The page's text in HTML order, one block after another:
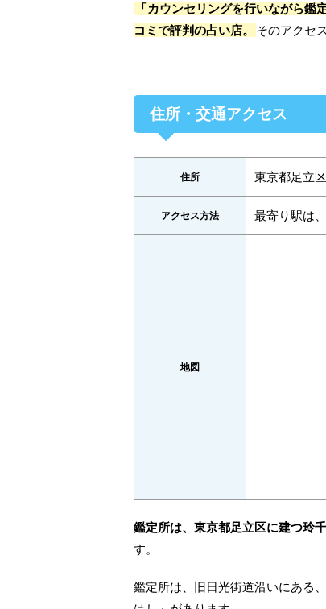
「カウンセリングを行いながら
コミで評判の占い店。
そのアクセ
住所・交通アクセス
住所 東京都足立
アクセス方法 最寄り駅は
地図
鑑定所は、東京都足立区に建つ玲
す。
鑑定所は、旧日光街道沿いにある